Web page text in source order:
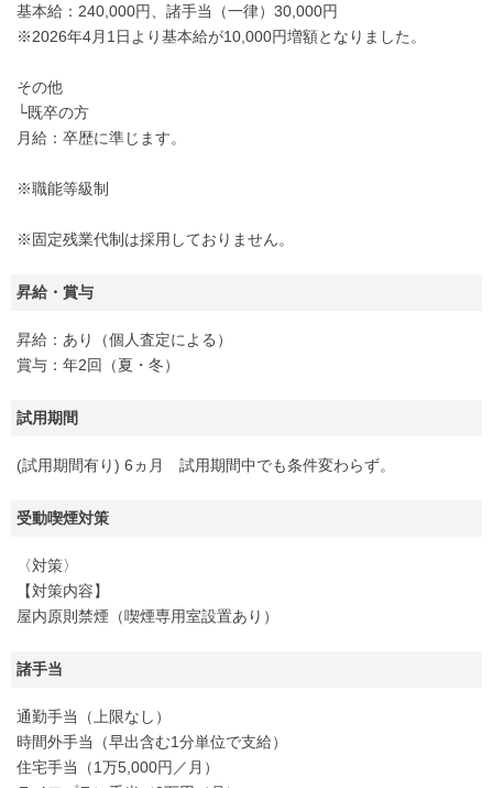
基本給：240,000円、諸手当（一律）30,000円
※2026年4月1日より基本給が10,000円増額となりました。
その他
└既卒の方
月給：卒歴に準じます。
※職能等級制
※固定残業代制は採用しておりません。
昇給・賞与
昇給：あり（個人査定による）
賞与：年2回（夏・冬）
試用期間
(試用期間有り) 6ヵ月 試用期間中でも条件変わらず。
受動喫煙対策
〈対策〉
【対策内容】
屋内原則禁煙（喫煙専用室設置あり）
諸手当
通勤手当（上限なし）
時間外手当（早出含む1分単位で支給）
住宅手当（1万5,000円／月）